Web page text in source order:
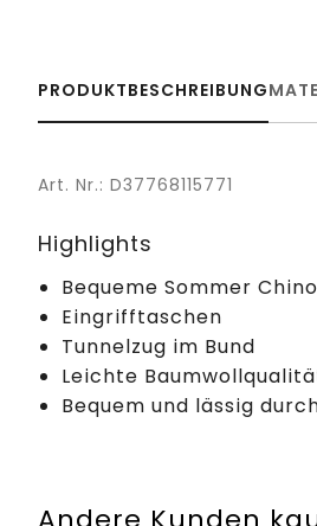
PRODUKTBESCHREIBUNG
Art. Nr.: D37768115771
Highlights
Bequeme Sommer
Eingrifftaschen
Tunnelzug im Bund
Leichte
Bequem und lässig